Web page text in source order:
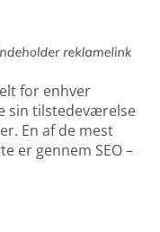
for enhver
sin tilstedeværelse
En af de mest
er gennem SEO –